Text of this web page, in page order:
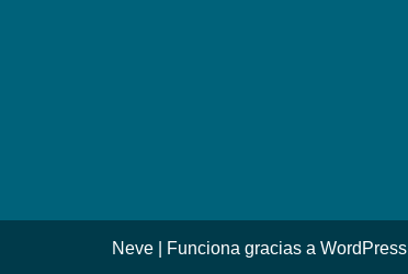
Neve | Funciona gracias a WordPress